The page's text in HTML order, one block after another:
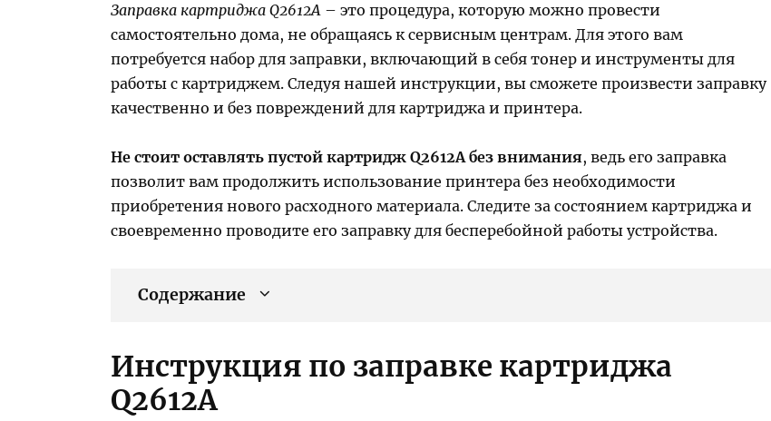
Заправка картриджа Q2612A – это процедура, которую можно провести
самостоятельно дома, не обращаясь к сервисным центрам. Для этого вам
потребуется набор для заправки, включающий в себя тонер и инструменты для
работы с картриджем. Следуя нашей инструкции, вы сможете произвести заправку
качественно и без повреждений для картриджа и принтера.
Не стоит оставлять пустой картридж Q2612A без внимания, ведь его заправка
позволит вам продолжить использование принтера без необходимости
приобретения нового расходного материала. Следите за состоянием картриджа и
своевременно проводите его заправку для бесперебойной работы устройства.
Содержание
Инструкция по заправке картриджа
Q2612A